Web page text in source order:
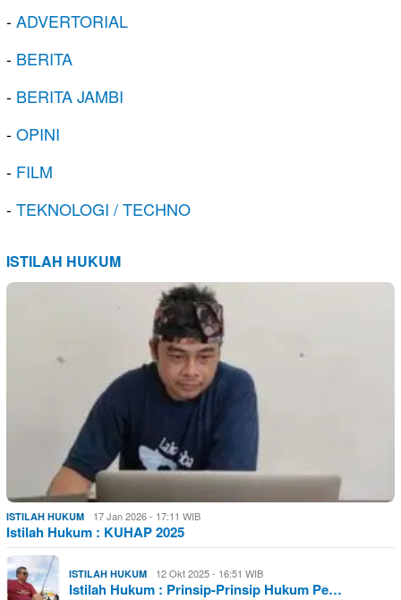
-ADVERTORIAL
- BERITA
- BERITA JAMBI
-OPINI
- FILM
-TEKNOLOGI / TECHNO
ISTILAH HUKUM
ISTILAH HUKUM 17 Jan 2026 - 17:11 WIB
Istilah Hukum : KUHAP 2025
ISTILAH HUKUM 12 Okt 2025 - 16:51 WIB
Istilah Hukum : Prinsip-Prinsip Hukum Pe…